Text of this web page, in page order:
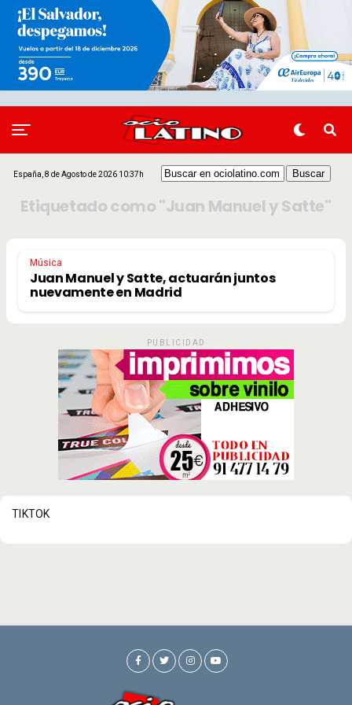
España, 8 de Agosto de 2026 10:37h
Etiquetado como "Juan Manuel y Satte"
Música
Juan Manuel y Satte, actuarán juntos
nuevamente en Madrid
PUBLICIDAD
TIKTOK